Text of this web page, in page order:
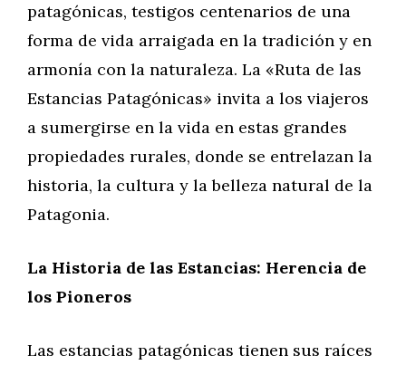
patagónicas, testigos centenarios de una
forma de vida arraigada en la tradición y en
armonía con la naturaleza. La «Ruta de las
Estancias Patagónicas» invita a los viajeros
a sumergirse en la vida en estas grandes
propiedades rurales, donde se entrelazan la
historia, la cultura y la belleza natural de la
Patagonia.
La Historia de las Estancias: Herencia de
los Pioneros
Las estancias patagónicas tienen sus raíces